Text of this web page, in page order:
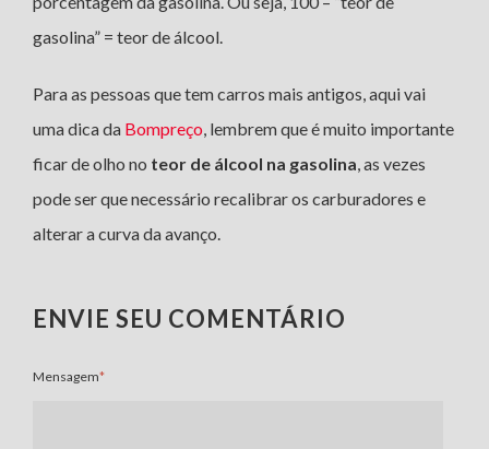
gasolina” = teor de álcool.
Para as pessoas que tem carros mais antigos, aqui vai
uma dica da Bompreço, lembrem que é muito importante
ficar de olho no teor de álcool na gasolina, as vezes
pode ser que necessário recalibrar os carburadores e
alterar a curva da avanço.
ENVIE SEU COMENTÁRIO
Mensagem*